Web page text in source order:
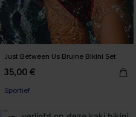
Just Between Us Bruine Bikini Set
35,00 €
Sportief